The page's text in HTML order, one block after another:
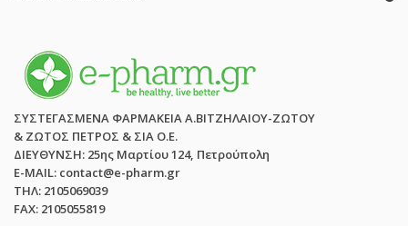
ΣΥΣΤΕΓΑΣΜΕΝΑ ΦΑΡΜΑΚΕΙΑ Α.ΒΙΤΖΗΛΑΙΟΥ-ΖΩΤΟΥ
& ΖΩΤΟΣ ΠΕΤΡΟΣ & ΣΙΑ Ο.Ε.
ΔΙΕΥΘΥΝΣΗ: 25ης Μαρτίου 124, Πετρούπολη
E-MAIL: contact@e-pharm.gr
ΤΗΛ: 2105069039
FAX: 2105055819